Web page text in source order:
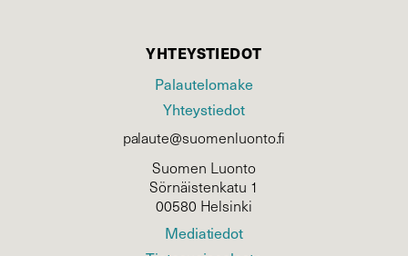
YHTEYSTIEDOT
Palautelomake
Yhteystiedot
palaute@suomenluonto.fi
Suomen Luonto
Sörnäistenkatu 1
00580 Helsinki
Mediatiedot